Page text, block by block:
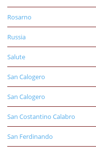
Rosarno
Russia
Salute
San Calogero
San Calogero
San Costantino Calabro
San Ferdinando